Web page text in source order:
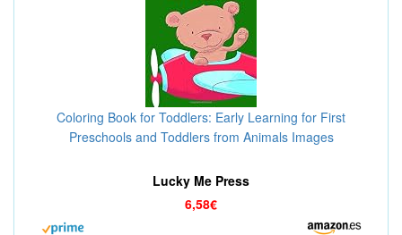
Coloring Book for Toddlers: Early Learning for First
Preschools and Toddlers from Animals Images
Lucky Me Press
6,58€